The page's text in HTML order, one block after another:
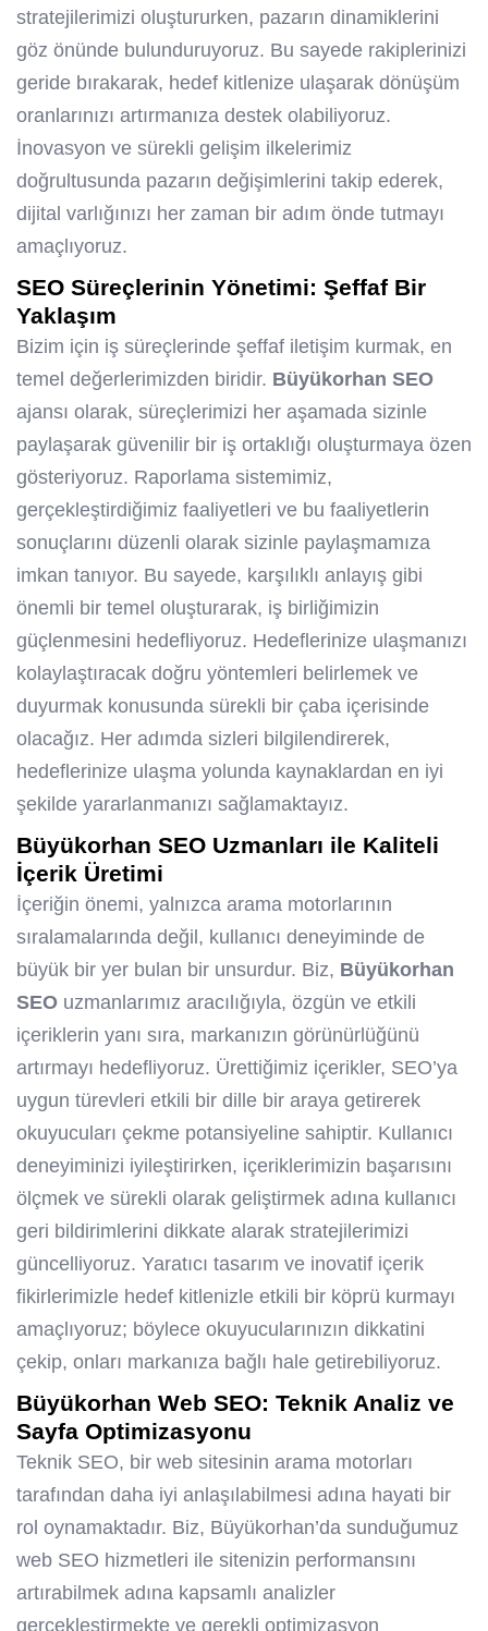
stratejilerimizi oluştururken, pazarın dinamiklerini
göz önünde bulunduruyoruz. Bu sayede rakiplerinizi
geride bırakarak, hedef kitlenize ulaşarak dönüşüm
oranlarınızı artırmanıza destek olabiliyoruz.
İnovasyon ve sürekli gelişim ilkelerimiz
doğrultusunda pazarın değişimlerini takip ederek,
dijital varlığınızı her zaman bir adım önde tutmayı
amaçlıyoruz.
SEO Süreçlerinin Yönetimi: Şeffaf Bir
Yaklaşım
Bizim için iş süreçlerinde şeffaf iletişim kurmak, en
temel değerlerimizden biridir. Büyükorhan SEO
ajansı olarak, süreçlerimizi her aşamada sizinle
paylaşarak güvenilir bir iş ortaklığı oluşturmaya özen
gösteriyoruz. Raporlama sistemimiz,
gerçekleştirdiğimiz faaliyetleri ve bu faaliyetlerin
sonuçlarını düzenli olarak sizinle paylaşmamıza
imkan tanıyor. Bu sayede, karşılıklı anlayış gibi
önemli bir temel oluşturarak, iş birliğimizin
güçlenmesini hedefliyoruz. Hedeflerinize ulaşmanızı
kolaylaştıracak doğru yöntemleri belirlemek ve
duyurmak konusunda sürekli bir çaba içerisinde
olacağız. Her adımda sizleri bilgilendirerek,
hedeflerinize ulaşma yolunda kaynaklardan en iyi
şekilde yararlanmanızı sağlamaktayız.
Büyükorhan SEO Uzmanları ile Kaliteli
İçerik Üretimi
İçeriğin önemi, yalnızca arama motorlarının
sıralamalarında değil, kullanıcı deneyiminde de
büyük bir yer bulan bir unsurdur. Biz, Büyükorhan
SEO uzmanlarımız aracılığıyla, özgün ve etkili
içeriklerin yanı sıra, markanızın görünürlüğünü
artırmayı hedefliyoruz. Ürettiğimiz içerikler, SEO’ya
uygun türevleri etkili bir dille bir araya getirerek
okuyucuları çekme potansiyeline sahiptir. Kullanıcı
deneyiminizi iyileştirirken, içeriklerimizin başarısını
ölçmek ve sürekli olarak geliştirmek adına kullanıcı
geri bildirimlerini dikkate alarak stratejilerimizi
güncelliyoruz. Yaratıcı tasarım ve inovatif içerik
fikirlerimizle hedef kitlenizle etkili bir köprü kurmayı
amaçlıyoruz; böylece okuyucularınızın dikkatini
çekip, onları markanıza bağlı hale getirebiliyoruz.
Büyükorhan Web SEO: Teknik Analiz ve
Sayfa Optimizasyonu
Teknik SEO, bir web sitesinin arama motorları
tarafından daha iyi anlaşılabilmesi adına hayati bir
rol oynamaktadır. Biz, Büyükorhan’da sunduğumuz
web SEO hizmetleri ile sitenizin performansını
artırabilmek adına kapsamlı analizler
gerçekleştirmekte ve gerekli optimizasyon